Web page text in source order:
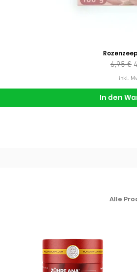
6,95 €
inkl.
In den
Alle